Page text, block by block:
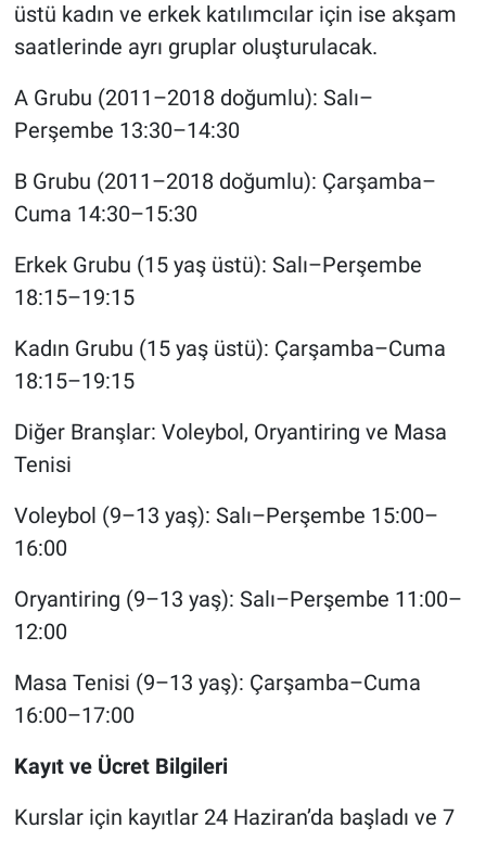
üstü kadın ve erkek katılımcılar için ise akşam
saatlerinde ayrı gruplar oluşturulacak.
A Grubu (2011–2018 doğumlu): Salı–
Perşembe 13:30–14:30
B Grubu (2011–2018 doğumlu): Çarşamba–
Cuma 14:30–15:30
Erkek Grubu (15 yaş üstü): Salı–Perşembe
18:15–19:15
Kadın Grubu (15 yaş üstü): Çarşamba–Cuma
18:15–19:15
Diğer Branşlar: Voleybol, Oryantiring ve Masa
Tenisi
Voleybol (9–13 yaş): Salı–Perşembe 15:00–
16:00
Oryantiring (9–13 yaş): Salı–Perşembe 11:00–
12:00
Masa Tenisi (9–13 yaş): Çarşamba–Cuma
16:00–17:00
Kayıt ve Ücret Bilgileri
Kurslar için kayıtlar 24 Haziran’da başladı ve 7